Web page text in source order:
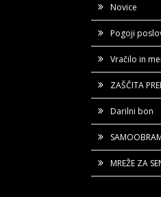
Novice
Pogoji
Vračilo in
ZAŠČITA
Darilni bon
MREŽE ZA